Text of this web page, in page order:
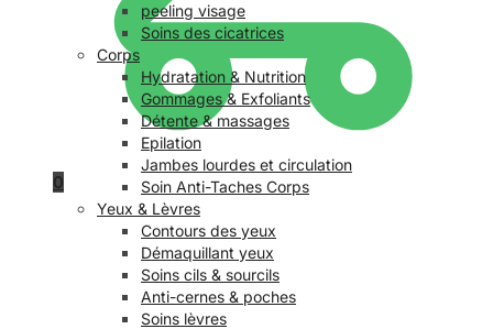
0
peeling visage
Soins des cicatrices
Corps
Hydratation & Nutrition
Gommages & Exfoliants
Détente & massages
Epilation
Jambes lourdes et circulation
Soin Anti-Taches Corps
Yeux & Lèvres
Contours des yeux
Démaquillant yeux
Soins cils & sourcils
Anti-cernes & poches
Soins lèvres